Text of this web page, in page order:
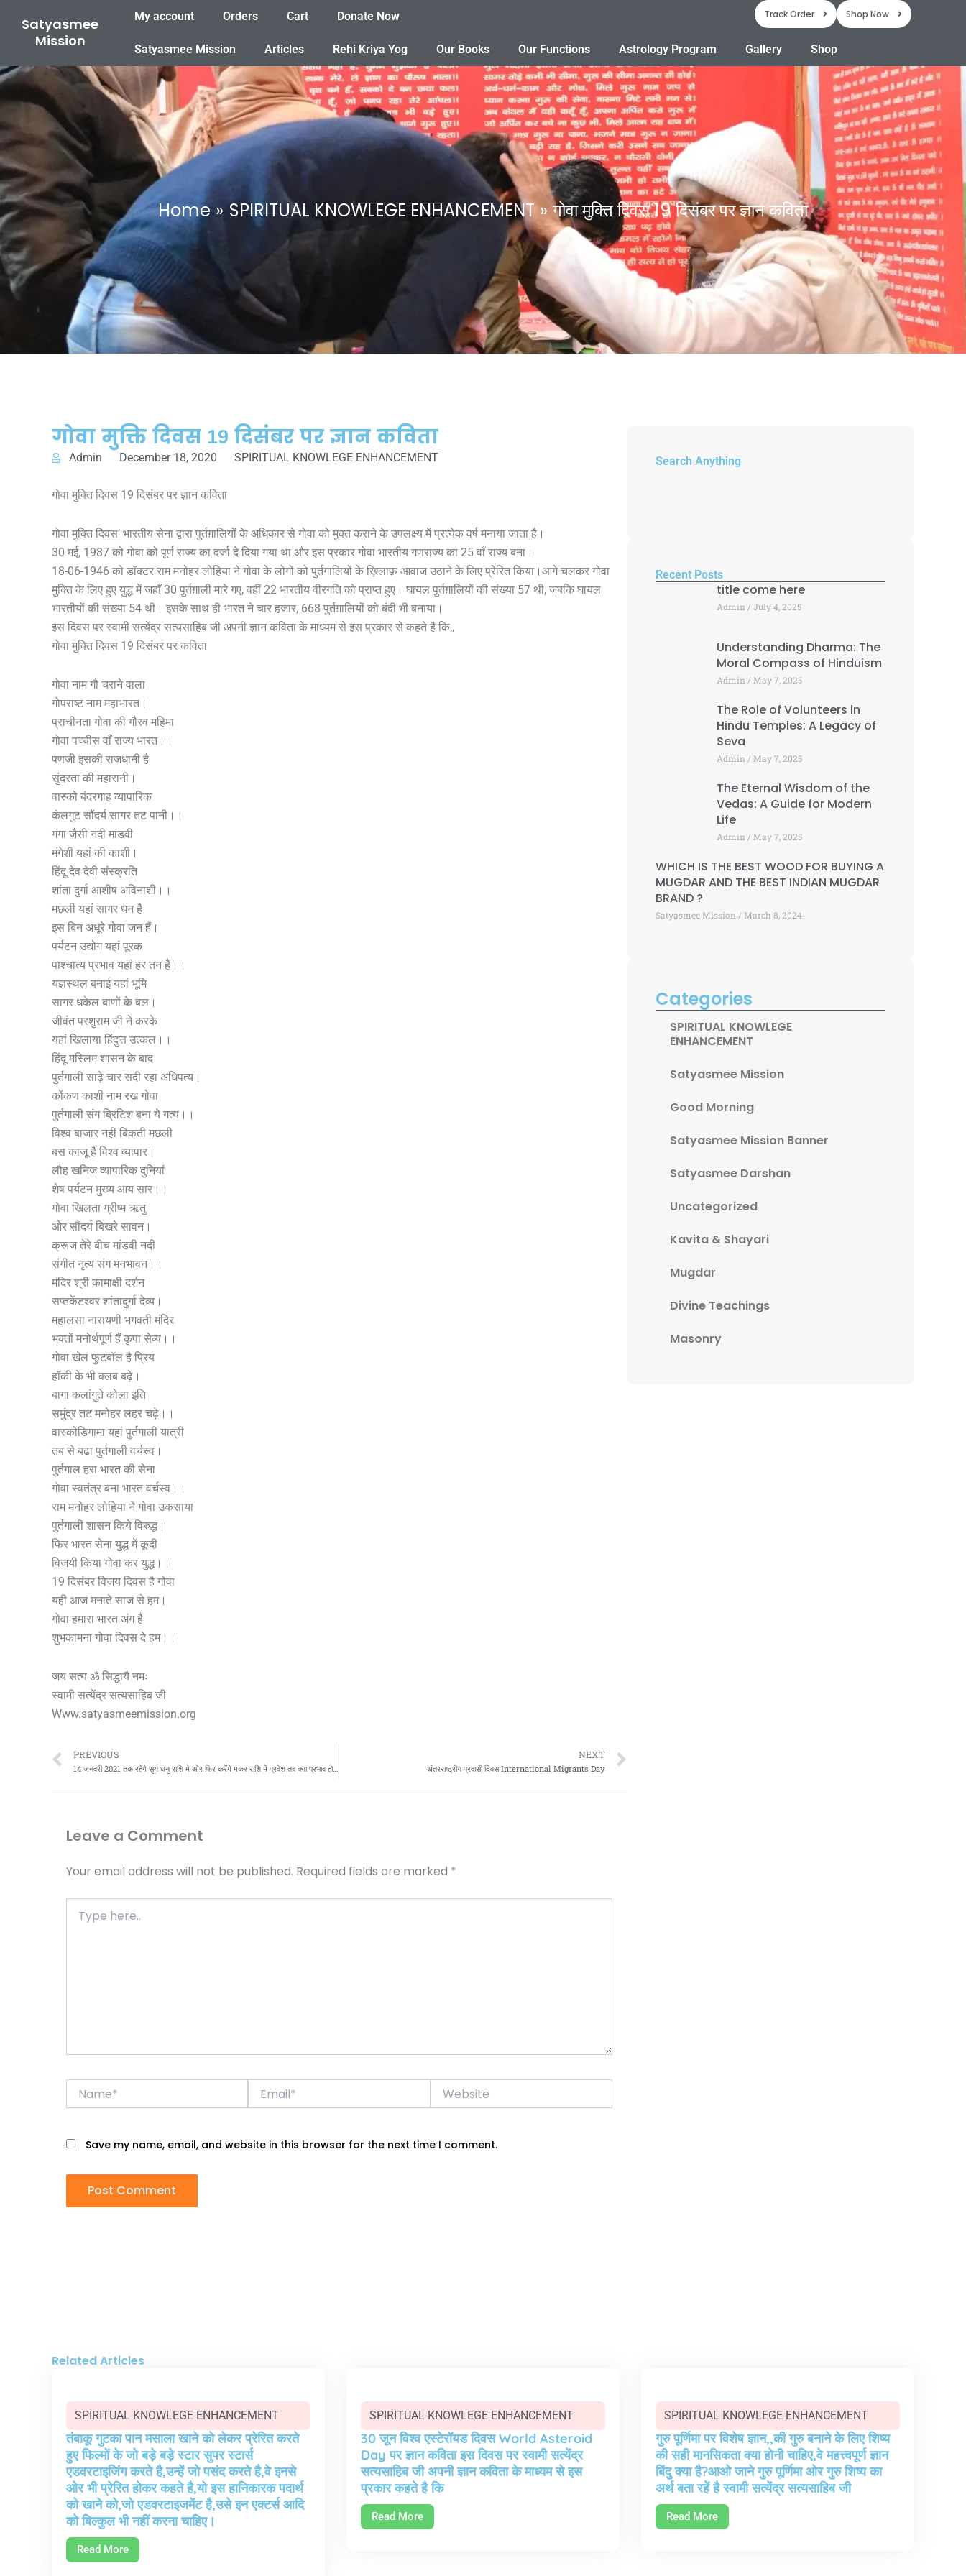
content
Satyasmee
Mission
My account Orders Cart Donate Now Track Order Shop Now
Satyasmee Mission Articles Rehi Kriya Yog Our Books Our Functions Astrology Program Gallery Shop
Home SPIRITUAL KNOWLEGE ENHANCEMENT गोवा मुक्ति दिवस 19 दिसंबर पर ज्ञान कविता
गोवा मुक्ति दिवस 19 दिसंबर पर ज्ञान कविता
Admin December 18, 2020 SPIRITUAL KNOWLEGE ENHANCEMENT
गोवा मुक्ति दिवस 19 दिसंबर पर ज्ञान कविता
गोवा मुक्ति दिवस’ भारतीय सेना द्वारा पुर्तग़ालियों के अधिकार से गोवा को मुक्त कराने के उपलक्ष्य में प्रत्येक वर्ष मनाया जाता है।
30 मई, 1987 को गोवा को पूर्ण राज्य का दर्जा दे दिया गया था और इस प्रकार गोवा भारतीय गणराज्य का 25 वाँ राज्य बना।
18-06-1946 को डॉक्टर राम मनोहर लोहिया ने गोवा के लोगों को पुर्तगालियों के ख़िलाफ़ आवाज उठाने के लिए प्रेरित किया।आगे चलकर गोवा
मुक्ति के लिए हुए युद्ध में जहाँ 30 पुर्तग़ाली मारे गए, वहीं 22 भारतीय वीरगति को प्राप्त हुए। घायल पुर्तग़ालियों की संख्या 57 थी, जबकि घायल
भारतीयों की संख्या 54 थी। इसके साथ ही भारत ने चार हजार, 668 पुर्तग़ालियों को बंदी भी बनाया।
इस दिवस पर स्वामी सत्येंद्र सत्यसाहिब जी अपनी ज्ञान कविता के माध्यम से इस प्रकार से कहते है कि,,
गोवा मुक्ति दिवस 19 दिसंबर पर कविता
गोवा नाम गौ चराने वाला
गोपराष्ट नाम महाभारत।
प्राचीनता गोवा की गौरव महिमा
गोवा पच्चीस वाँ राज्य भारत।।
पणजी इसकी राजधानी है
सुंदरता की महारानी।
वास्को बंदरगाह व्यापारिक
कंलगुट सौंदर्य सागर तट पानी।।
गंगा जैसी नदी मांडवी
मंगेशी यहां की काशी।
हिंदू देव देवी संस्क्रति
शांता दुर्गा आशीष अविनाशी।।
मछली यहां सागर धन है
इस बिन अधूरे गोवा जन हैं।
पर्यटन उद्योग यहां पूरक
पाश्चात्य प्रभाव यहां हर तन हैं।।
यज्ञस्थल बनाई यहां भूमि
सागर धकेल बाणों के बल।
जीवंत परशुराम जी ने करके
यहां खिलाया हिंदुत्त उत्कल।।
हिंदू मस्लिम शासन के बाद
पुर्तगाली साढ़े चार सदी रहा अधिपत्य।
कोंकण काशी नाम रख गोवा
पुर्तगाली संग ब्रिटिश बना ये गत्य।।
विश्व बाजार नहीं बिकती मछली
बस काजू है विश्व व्यापार।
लौह खनिज व्यापारिक दुनियां
शेष पर्यटन मुख्य आय सार।।
गोवा खिलता ग्रीष्म ऋतु
ओर सौंदर्य बिखरे सावन।
क्रूज तेरे बीच मांडवी नदी
संगीत नृत्य संग मनभावन।।
मंदिर श्री कामाक्षी दर्शन
सप्तकेंटश्वर शांतादुर्गा देव्य।
महालसा नारायणी भगवती मंदिर
भक्तों मनोर्थपूर्ण हैं कृपा सेव्य।।
गोवा खेल फुटबॉल है प्रिय
हॉकी के भी क्लब बढ़े।
बागा कलांगुते कोला इति
समुंद्र तट मनोहर लहर चढ़े।।
वास्कोडिगामा यहां पुर्तगाली यात्री
तब से बढा पुर्तगाली वर्चस्व।
पुर्तगाल हरा भारत की सेना
गोवा स्वतंत्र बना भारत वर्चस्व।।
राम मनोहर लोहिया ने गोवा उकसाया
पुर्तगाली शासन किये विरुद्ध।
फिर भारत सेना युद्ध में कूदी
विजयी किया गोवा कर युद्ध।।
19 दिसंबर विजय दिवस है गोवा
यही आज मनाते साज से हम।
गोवा हमारा भारत अंग है
शुभकामना गोवा दिवस दे हम।।
जय सत्य ॐ सिद्धायै नमः
स्वामी सत्येंद्र सत्यसाहिब जी
Www.satyasmeemission.org
Prev
PREVIOUS
14 जनवरी 2021 तक रहेंगे सूर्य धनु राशि मे ओर फिर करेंगे मकर राशि में प्रवेश तब क्या प्रभाव होगा सभी 12 राशियों पर जाने,,
NEXT
अंतरराष्ट्रीय प्रवासी दिवस International Migrants Day
Leave a Comment
Your email address will not be published. Required fields are marked *
here..
Website
Save my name, email, and website in this browser for the next time I comment.
Search Anything
Recent Posts
title come here
Admin July 4, 2025
Understanding Dharma: The
Moral Compass of Hinduism
Admin May 7, 2025
The Role of Volunteers in
Hindu Temples: A Legacy of
Seva
Admin May 7, 2025
The Eternal Wisdom of the
Vedas: A Guide for Modern
Life
Admin May 7, 2025
WHICH IS THE BEST WOOD FOR BUYING A
MUGDAR AND THE BEST INDIAN MUGDAR
BRAND ?
Satyasmee Mission March 8, 2024
Categories
SPIRITUAL KNOWLEGE
ENHANCEMENT
Satyasmee Mission
Good Morning
Satyasmee Mission Banner
Satyasmee Darshan
Uncategorized
Kavita & Shayari
Mugdar
Divine Teachings
Masonry
Related Articles
SPIRITUAL KNOWLEGE ENHANCEMENT
तंबाकू गुटका पान मसाला खाने को लेकर प्रेरित करते
हुए फिल्मों के जो बड़े बड़े स्टार सुपर स्टार्स
एडवरटाइजिंग करते है,उन्हें जो पसंद करते है,वे इनसे
ओर भी प्रेरित होकर कहते है,यो इस हानिकारक पदार्थ
को खाने को,जो एडवरटाइजमेंट है,उसे इन एक्टर्स आदि
को बिल्कुल भी नहीं करना चाहिए।
Read More
SPIRITUAL KNOWLEGE ENHANCEMENT
30 जून विश्व एस्टेरॉयड दिवस World Asteroid
Day पर ज्ञान कविता इस दिवस पर स्वामी सत्येंद्र
सत्यसाहिब जी अपनी ज्ञान कविता के माध्यम से इस
प्रकार कहते है कि
Read More
SPIRITUAL KNOWLEGE ENHANCEMENT
गुरु पूर्णिमा पर विशेष ज्ञान,,की गुरु बनाने के लिए शिष्य
की सही मानसिकता क्या होनी चाहिए,वे महत्त्वपूर्ण ज्ञान
बिंदु क्या है?आओ जाने गुरु पूर्णिमा ओर गुरु शिष्य का
अर्थ बता रहें है स्वामी सत्येंद्र सत्यसाहिब जी
Read More